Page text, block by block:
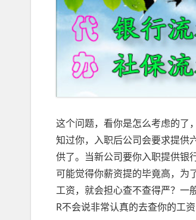
这个问题，看你是怎么考虑的了
知过你，入职后公司会要求提供
供了。当新公司要你入职提供银
可能觉得你薪资提的毕竟高，为
工资，就会担心查不查得严？一
R不会说非常认真的去查你的工